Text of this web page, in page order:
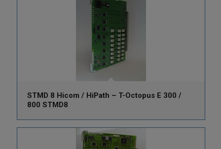
STMD 8 Hicom / HiPath – T-Octopus E 300 /
800 STMD8